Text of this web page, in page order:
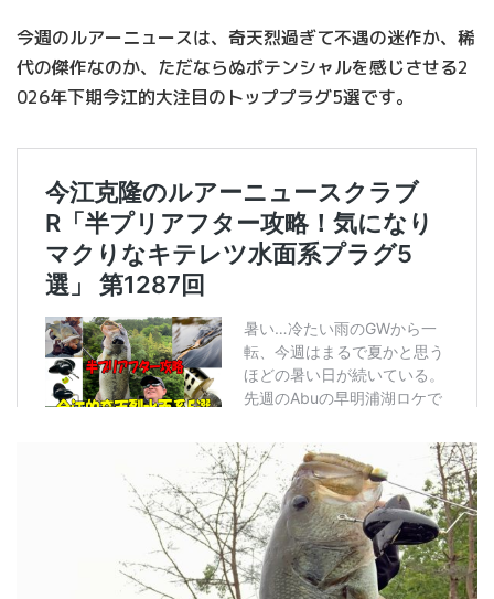
今週のルアーニュースは、奇天烈過ぎて不遇の迷作か、稀
代の傑作なのか、ただならぬポテンシャルを感じさせる2
026年下期今江的大注目のトッププラグ5選です。